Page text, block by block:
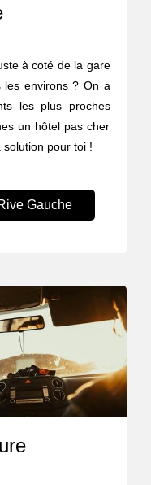
à coté de la gare
les environs ? On a
les plus proches
un hôtel pas cher
pour toi !
Gauche